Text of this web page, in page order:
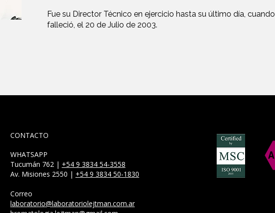
Fue su Director Técnico en ejercicio hasta su último día, cuando
falleció, el 20 de Julio de 2003.
CONTACTO
WHATSAPP
Tucumán 762 | +54 9 3834 54-3558
​Av. Misiones 2550 | +54 9 3834 50-1830
Correo
laboratorio@laboratoriolejtman.com.ar